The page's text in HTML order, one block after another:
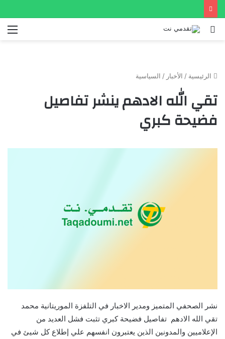
بحث
الرئيسية / الأخبار / السياسية
تقي الله الادهم ينشر تفاصيل
فضيحة كبري
نشر الصحفي المتميز ومدير الاخبار في التلفزة الموريتانية محمد
تقي الله الادهم تفاصيل فضيحة كبري تثبت فشل العديد من
الإعلاميين والمدونين الذين يعتبرون انفسهم علي إطلاع كل شيئ في